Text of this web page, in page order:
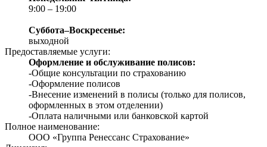
9:00 – 19:00
Суббота–Воскресенье:
выходной
Предоставляемые услуги:
Оформление и обслуживание полисов:
-Общие консультации по страхованию
-Оформление полисов
-Внесение изменений в полисы (только для полисов,
оформленных в этом отделении)
-Оплата наличными или банковской картой
Полное наименование:
ООО «Группа Ренессанс Страхование»